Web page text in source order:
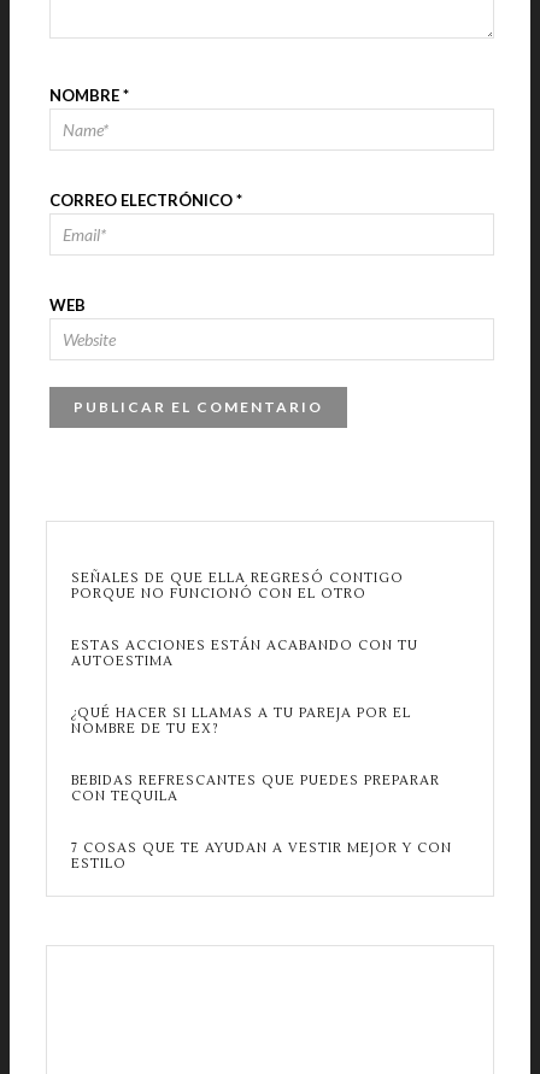
NOMBRE*
CORREO ELECTRÓNICO*
WEB
SEÑALES DE QUE ELLA REGRESÓ CONTIGO
PORQUE NO FUNCIONÓ CON EL OTRO
ESTAS ACCIONES ESTÁN ACABANDO CON TU
AUTOESTIMA
¿QUÉ HACER SI LLAMAS A TU PAREJA POR EL
NOMBRE DE TU EX?
BEBIDAS REFRESCANTES QUE PUEDES PREPARAR
CON TEQUILA
7 COSAS QUE TE AYUDAN A VESTIR MEJOR Y CON
ESTILO